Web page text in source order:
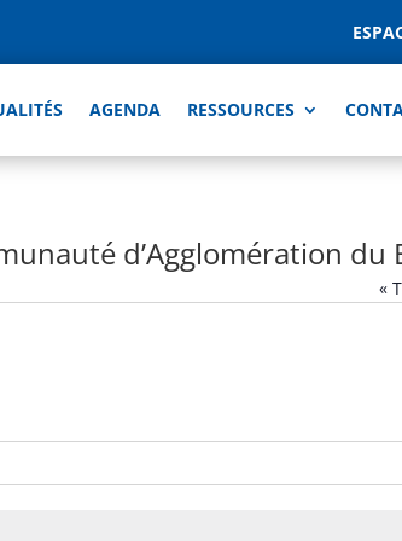
AGENDA RESSOURCES
d’Agglomération du
«